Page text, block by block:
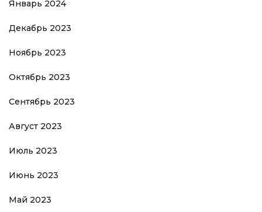
Январь 2024
Декабрь 2023
Ноябрь 2023
Октябрь 2023
Сентябрь 2023
Август 2023
Июль 2023
Июнь 2023
Май 2023